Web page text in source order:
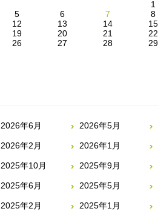
1
5 6 7
8
12 13 14
15
19 20 21
22
26 27 28
29
2026年6月 2026年5月
2026年2月 2026年1月
2025年10月 2025年9月
2025年6月 2025年5月
2025年2月 2025年1月